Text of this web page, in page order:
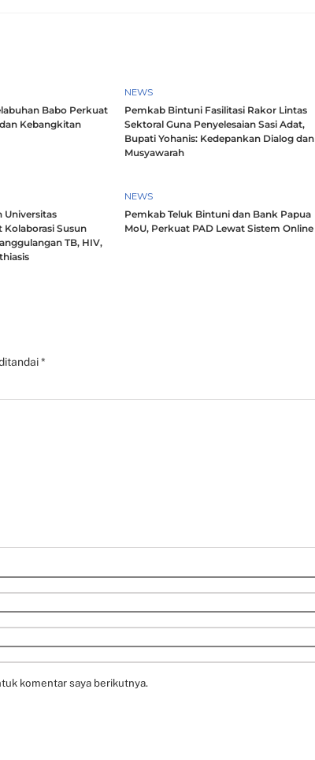
Babo Perkuat
Kebangkitan
NEWS
Pemkab Bintuni Fasilitasi Rakor Lintas
Sektoral Guna Penyelesaian Sasi Adat,
Bupati Yohanis: Kedepankan Dialog dan
Musyawarah
Universitas
Susun
TB, HIV,
NEWS
Pemkab Teluk Bintuni dan Bank Papua
MoU, Perkuat PAD Lewat Sistem Online
*
komentar saya berikutnya.